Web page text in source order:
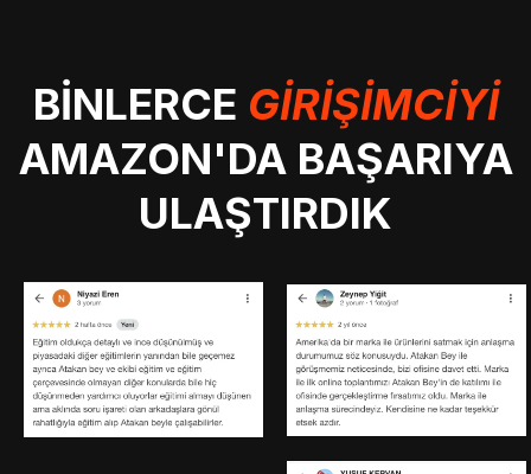
BİNLERCE GİRİŞİMCİYİ
AMAZON'DA BAŞARIYA
ULAŞTIRDIK